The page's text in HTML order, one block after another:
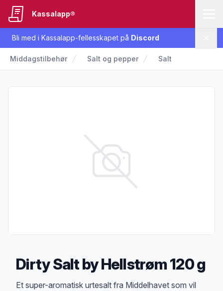
Bli med i Kassalapp-fellesskapet på Discord
Kassalapp®
Middagstilbehør Salt og pepper Salt
Dirty Salt by Hellstrøm 120 g
Produktbeskrivelse
Et super-aromatisk urtesalt fra Middelhavet som vil